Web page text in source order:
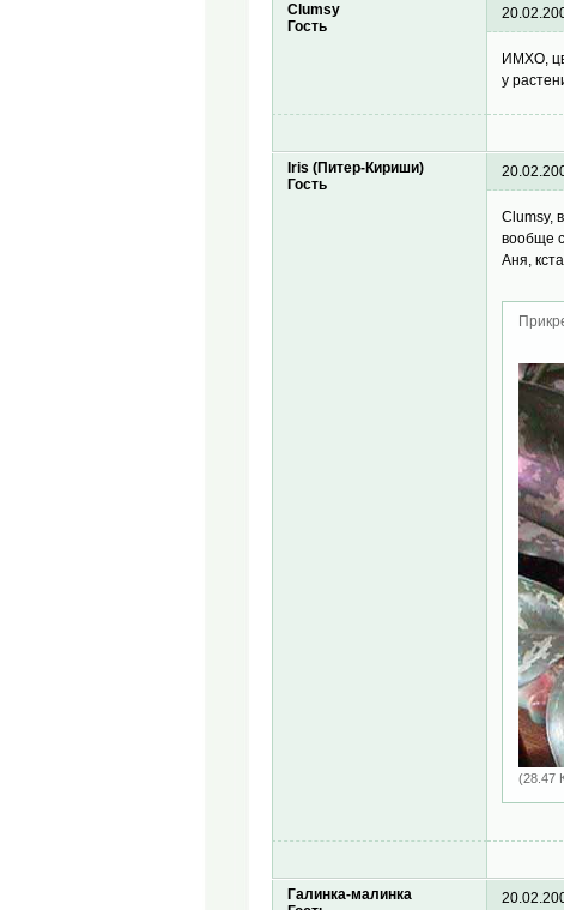
Clumsy
Гость
ИМХО,
у
Iris (Питер-Кириши)
Гость
Clumsy,
вообще
Аня,
(28.47
Галинка-малинка